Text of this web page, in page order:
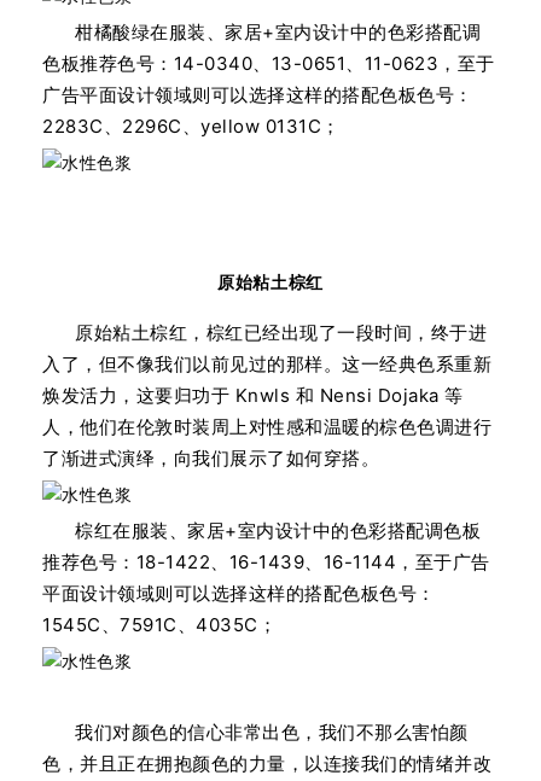
柑橘酸绿在服装、家居+室内设计中的色彩搭配调
色板推荐色号：14-0340、13-0651、11-0623，至于
广告平面设计领域则可以选择这样的搭配色板色号：
2283C、2296C、yellow 0131C；
原始粘土棕红
原始粘土棕红，棕红已经出现了一段时间，终于进
入了，但不像我们以前见过的那样。这一经典色系重新
焕发活力，这要归功于 Knwls 和 Nensi Dojaka 等
人，他们在伦敦时装周上对性感和温暖的棕色色调进行
了渐进式演绎，向我们展示了如何穿搭。
棕红在服装、家居+室内设计中的色彩搭配调色板
推荐色号：18-1422、16-1439、16-1144，至于广告
平面设计领域则可以选择这样的搭配色板色号：
1545C、7591C、4035C；
我们对颜色的信心非常出色，我们不那么害怕颜
色，并且正在拥抱颜色的力量，以连接我们的情绪并改